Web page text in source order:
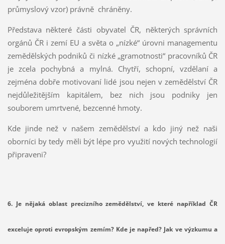
průmyslový vzor) právně chráněny.
Představa některé části obyvatel ČR, některých správních
orgánů ČR i zemí EU a světa o „nízké“ úrovni managementu
zemědělských podniků či nízké „gramotnosti“ pracovníků ČR
je zcela pochybná a mylná. Chytří, schopní, vzdělaní a
zejména dobře motivovaní lidé jsou nejen v zemědělství ČR
nejdůležitějším kapitálem, bez nich jsou podniky jen
souborem umrtvené, bezcenné hmoty.
Kde jinde než v našem zemědělství a kdo jiný než naši
oborníci by tedy měli být lépe pro využití nových technologií
připraveni?
6. Je nějaká oblast precizního zemědělství, ve které například ČR
exceluje oproti evropským zemím? Kde je napřed? Jak ve výzkumu a